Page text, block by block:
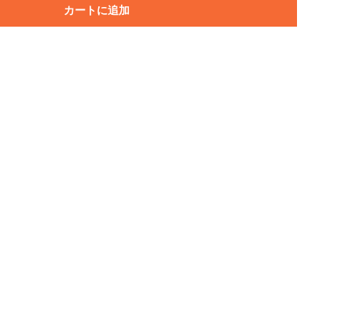
カートに追加